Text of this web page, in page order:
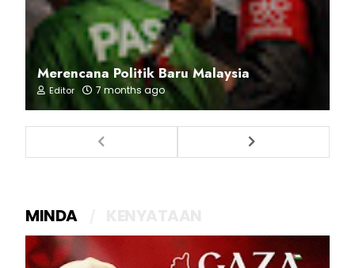
Merencana Politik Baru Malaysia
Editor 7 months ago
MINDA